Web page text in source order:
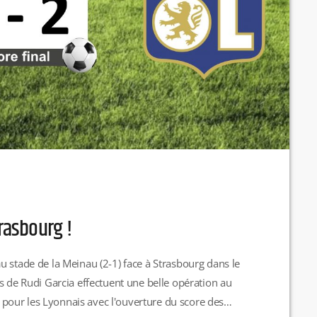
!
stade de la Meinau (2-1) face à Strasbourg dans le
de Rudi Garcia effectuent une belle opération au
les Lyonnais avec l'ouverture du score des